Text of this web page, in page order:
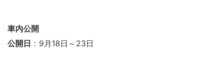
車内公開
公開日 ：9月18日～23日